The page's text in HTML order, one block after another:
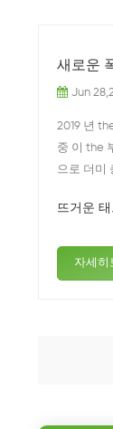
새로운
Jun
2019 년
중 이 the
으로 더미
뜨거운 태
자세히